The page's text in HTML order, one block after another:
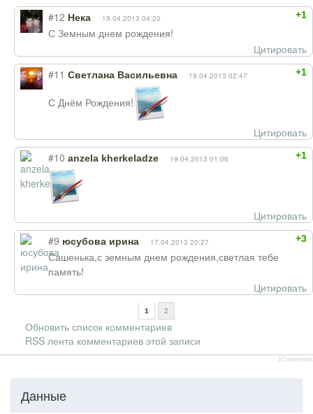
+1
#12 Нека 19.04.2013 04:20
С Земным днем рождения!
Цитировать
+1
#11 Светлана Васильевна 19.04.2013 02:47
С Днём Рождения!
Цитировать
+1
#10 anzela kherkeladze 19.04.2013 01:06
Цитировать
+3
#9 юсубова ирина 17.04.2013 20:27
Сашенька,с земным днем рождения,светлая тебе
память!
Цитировать
1 2
Обновить список комментариев
RSS лента комментариев этой записи
JComments
Данные